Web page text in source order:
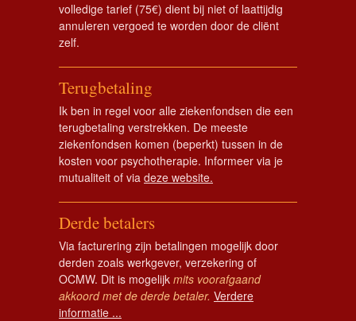
volledige tarief (75€) dient bij niet of laattijdig
annuleren vergoed te worden door de cliënt
zelf.
Terugbetaling
Ik ben in regel voor alle ziekenfondsen die een
terugbetaling verstrekken. De meeste
ziekenfondsen komen (beperkt) tussen in de
kosten voor psychotherapie. Informeer via je
mutualiteit of via deze website.
Derde betalers
Via facturering zijn betalingen mogelijk door
derden zoals werkgever, verzekering of
OCMW. Dit is mogelijk mits voorafgaand
akkoord met de derde betaler. Verdere
informatie ...